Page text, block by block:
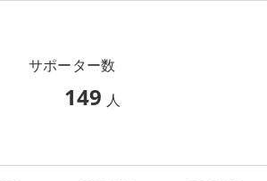
サポーター数
149 人